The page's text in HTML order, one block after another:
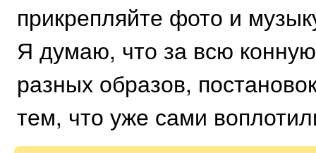
прикрепляйте фото и
Я думаю, что за всю
разных образов,
тем, что уже сами